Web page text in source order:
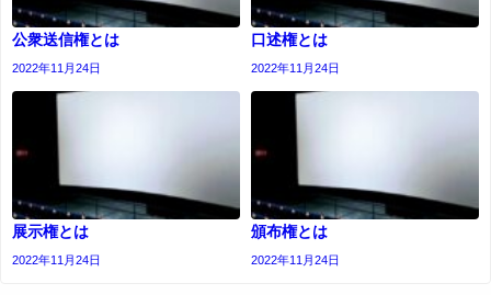
公衆送信権とは
2022年11月24日
口述権とは
2022年11月24日
展示権とは
2022年11月24日
頒布権とは
2022年11月24日